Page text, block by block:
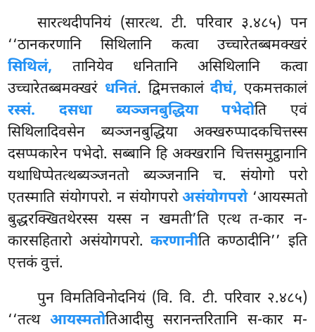
सारत्थदीपनियं (सारत्थ. टी. परिवार ३.४८५) पन
‘‘ठानकरणानि सिथिलानि कत्वा उच्चारेतब्बमक्खरं
सिथिलं, तानियेव धनितानि असिथिलानि कत्वा
उच्चारेतब्बमक्खरं धनितं. द्विमत्तकालंदीघं, एकमत्तकालं
रस्सं. दसधा ब्यञ्जनबुद्धिया पभेदोति एवं
सिथिलादिवसेन ब्यञ्जनबुद्धिया अक्खरुप्पादकचित्तस्स
दसप्पकारेन पभेदो. सब्बानि हि अक्खरानि चित्तसमुट्ठानानि
यथाधिप्पेतत्थब्यञ्जनतो ब्यञ्जनानि च. संयोगो परो
एतस्माति संयोगपरो. न संयोगपरोअसंयोगपरो‘आयस्मतो
बुद्धरक्खितथेरस्स यस्स न खमती’ति एत्थ त-कार न-
कारसहितारो असंयोगपरो. करणानीति कण्ठादीनि’’ इति
एत्तकं वुत्तं.
पुन विमतिविनोदनियं (वि. वि. टी. परिवार २.४८५)
‘‘तत्थआयस्मतोतिआदीसु सरानन्तरितानि स-कार म-